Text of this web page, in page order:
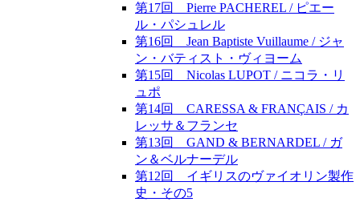
第17回 Pierre PACHEREL / ピエー
ル・パシュレル
第16回 Jean Baptiste Vuillaume / ジャ
ン・バティスト・ヴィヨーム
第15回 Nicolas LUPOT / ニコラ・リ
ュポ
第14回 CARESSA & FRANÇAIS / カ
レッサ＆フランセ
第13回 GAND & BERNARDEL / ガ
ン＆ベルナーデル
第12回 イギリスのヴァイオリン製作
史・その5